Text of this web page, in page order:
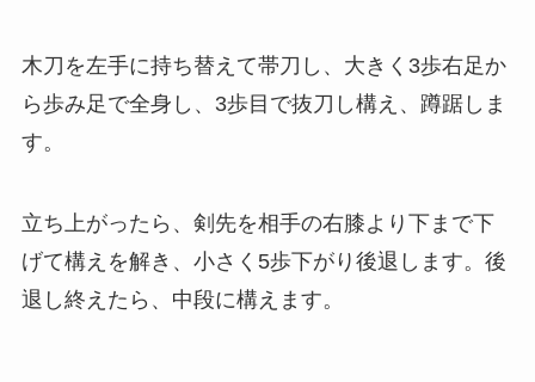
木刀を左手に持ち替えて帯刀し、大きく3歩右足か
ら歩み足で全身し、3歩目で抜刀し構え、蹲踞しま
す。
立ち上がったら、剣先を相手の右膝より下まで下
げて構えを解き、小さく5歩下がり後退します。後
退し終えたら、中段に構えます。